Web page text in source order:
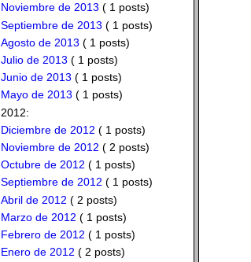
Noviembre de 2013 ( 1 posts)
Septiembre de 2013 ( 1 posts)
Agosto de 2013 ( 1 posts)
Julio de 2013 ( 1 posts)
Junio de 2013 ( 1 posts)
Mayo de 2013 ( 1 posts)
2012:
Diciembre de 2012 ( 1 posts)
Noviembre de 2012 ( 2 posts)
Octubre de 2012 ( 1 posts)
Septiembre de 2012 ( 1 posts)
Abril de 2012 ( 2 posts)
Marzo de 2012 ( 1 posts)
Febrero de 2012 ( 1 posts)
Enero de 2012 ( 2 posts)